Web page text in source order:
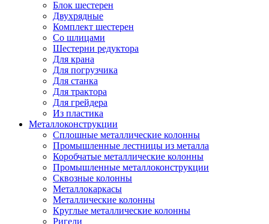
Блок шестерен
Двухрядные
Комплект шестерен
Со шлицами
Шестерни редуктора
Для крана
Для погрузчика
Для станка
Для трактора
Для грейдера
Из пластика
Металлоконструкции
Сплошные металлические колонны
Промышленные лестницы из металла
Коробчатые металлические колонны
Промышленные металлоконструкции
Сквозные колонны
Металлокаркасы
Металлические колонны
Круглые металлические колонны
Ригели